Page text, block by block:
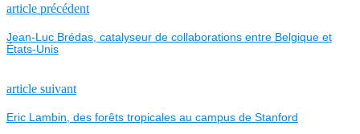
NAVIGATION
DE
L’ARTICLE
article précédentPrevious
Jean-Luc Brédas, catalyseur de collaborations entre Belgique et
États-Unis
article suivantNext
Eric Lambin, des forêts tropicales au campus de Stanford